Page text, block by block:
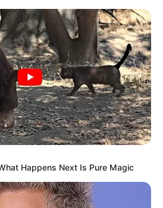
is the secret to feeling your
Happens Next Is Pure Magic